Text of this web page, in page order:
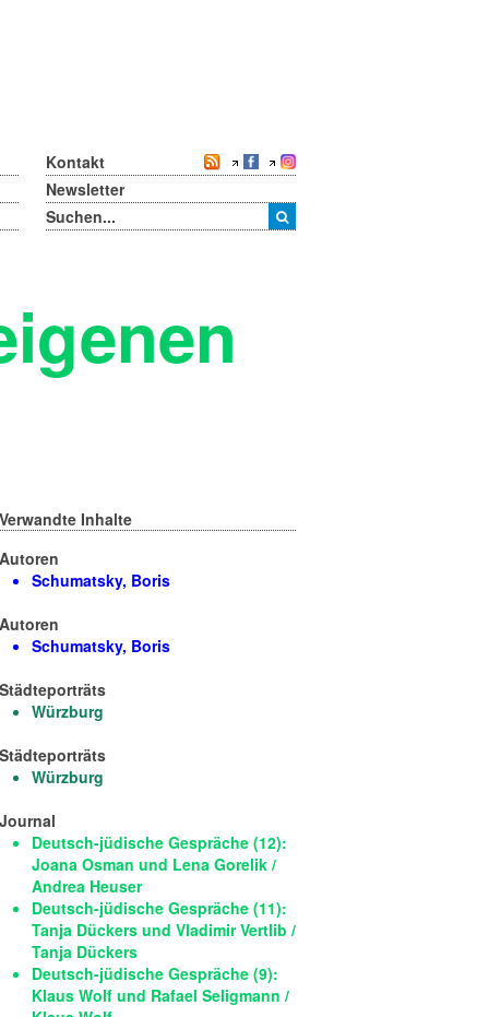
Kontakt
Newsletter
Inhalte
Schumatsky, Boris
Schumatsky, Boris
Würzburg
Würzburg
Deutsch-jüdische Gespräche (12):
Joana Osman und Lena Gorelik /
Andrea Heuser
Deutsch-jüdische Gespräche (11):
Tanja Dückers und Vladimir Vertlib /
Tanja Dückers
Deutsch-jüdische Gespräche (9):
Klaus Wolf und Rafael Seligmann /